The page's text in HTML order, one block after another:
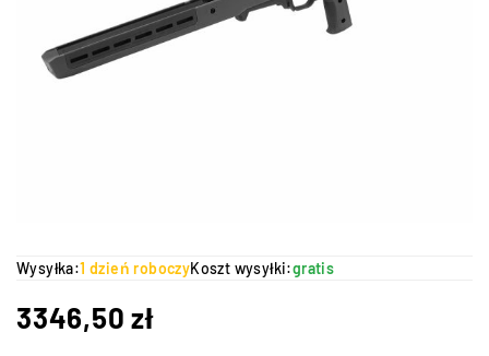
Wysyłka:1 dzień roboczyKoszt wysyłki:gratis
3346,50 zł